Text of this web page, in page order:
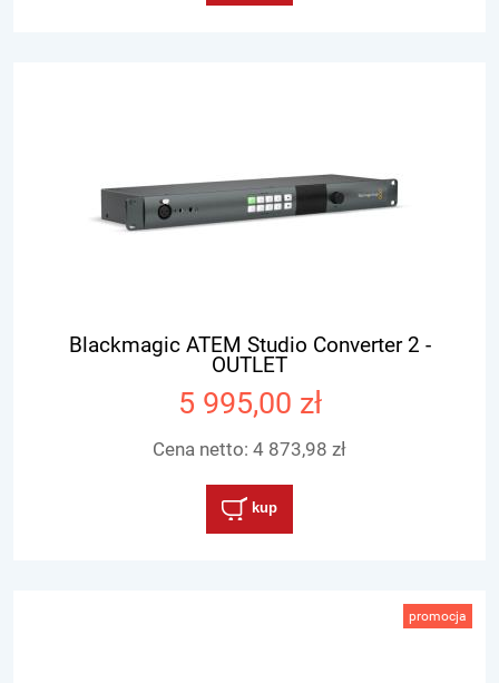
Blackmagic ATEM Studio Converter 2 -
OUTLET
5 995,00 zł
Cena netto: 4 873,98 zł
kup
promocja